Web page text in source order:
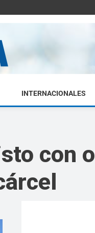
INTERNACIONALES
con